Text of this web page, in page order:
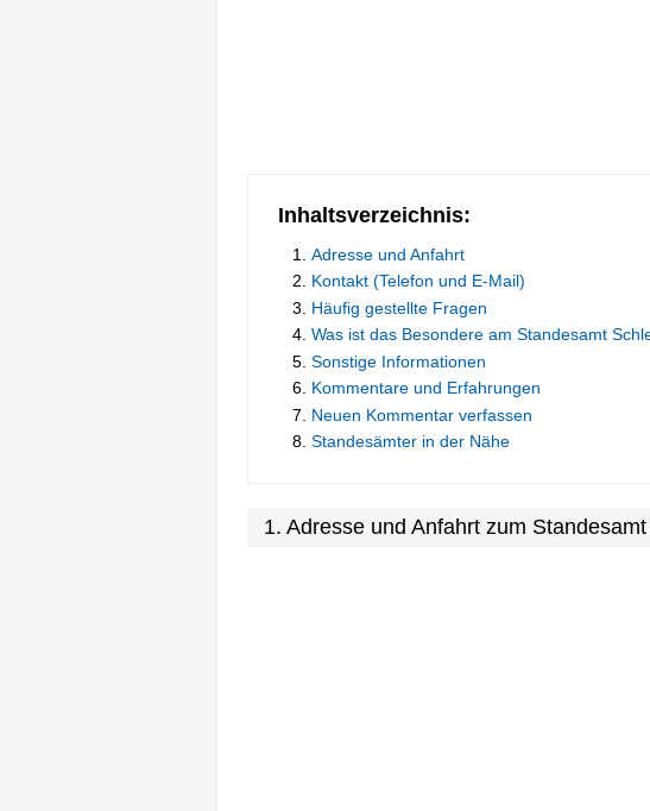
Inhaltsverzeichnis:
Adresse und Anfahrt
Kontakt (Telefon und E-Mail)
Häufig gestellte Fragen
Was ist das Besondere am Standesamt
Sonstige Informationen
Kommentare und Erfahrungen
Neuen Kommentar verfassen
Standesämter in der Nähe
1. Adresse und Anfahrt zum